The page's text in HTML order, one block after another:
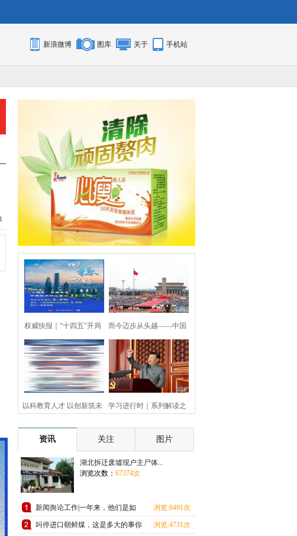
新浪微博 图库 关于 手机站
权威快报｜“十四五”开局
之
而今迈步从头越——中国
共产
以科教育人才 以创新筑未 学习进行时｜系列解读之
资讯 关注 图片
湖北拆迁废墟现户主尸体...
浏览次数： 67374次
新闻舆论工作|一年来，他们是如
何践
浏览:6491次
叫停进口朝鲜煤，这是多大的事你
浏览:4731次